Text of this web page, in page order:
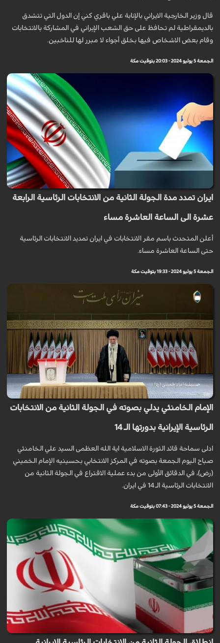
قال وزير الخارجية الايراني بالإنابة علي باقري كني إن الدول التي تتشدق
بالديمقراطية لم تحافظ على حق الشعب الإيراني في المشاركة بالانتخابات
وقام بعض الاشخاص فيها بخلق أجواء لا مبرر لها للناخبين.
الجمعة 5 يوليو 2024 - 20:03 بتوقيت مكة
ايران تمدد مدة الجولة الثانية من الانتخابات الرئاسية الرابعة
عشرة الى الساعة العاشرة مساء
أعلن المتحدث باسم مقر الانتخابات في ايران تمديد الانتخابات الرئاسية
حتى الساعة العاشرة مساء.
الجمعة 5 يوليو 2024 - 19:33 بتوقيت مكة
الإمام الخامنئي يدلي بصوته في الجولة الثانية من الانتخابات
الرئاسية الإيرانية بدورتها الـ 14
ادلى سماحة قائد الثورة الاسلامية اية الله العظمى السيد علي الخامنئي
صباح الیوم الجمعة بصوته في المركز الانتخابي بحسينيه الإمام الخميني
(رض)، في الدقائق الأولى من بدء عملية الاقتراع في الجولة الثانية من
الانتخابات الرئاسية الـ 14 في ايران.
الجمعة 5 يوليو 2024 - 07:43 بتوقيت مكة